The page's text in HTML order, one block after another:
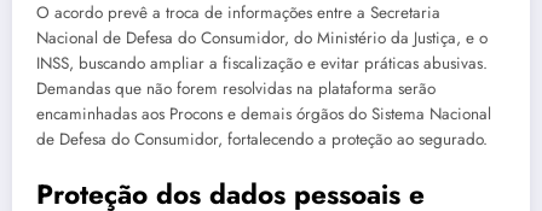
O acordo prevê a troca de informações entre a Secretaria
Nacional de Defesa do Consumidor, do Ministério da Justiça, e o
INSS, buscando ampliar a fiscalização e evitar práticas abusivas.
Demandas que não forem resolvidas na plataforma serão
encaminhadas aos Procons e demais órgãos do Sistema Nacional
de Defesa do Consumidor, fortalecendo a proteção ao segurado.
Proteção dos dados pessoais e